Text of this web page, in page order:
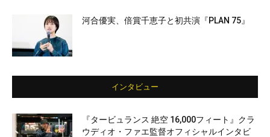
河合優実、倍賞千恵子と初共演『PLAN 75』
インタビュー
『タービュランス 絶空 16,000フィート』クラ
ウディオ・ファエ監督オフィシャルインタビ